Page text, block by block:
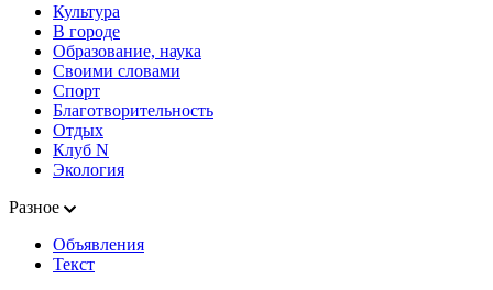
Культура
В городе
Образование, наука
Своими словами
Спорт
Благотворительность
Отдых
Клуб N
Экология
Разное
Объявления
Текст